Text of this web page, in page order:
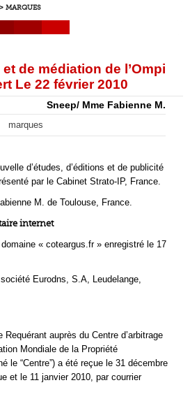
MARQUES
de médiation de l’Ompi
Le 22 février 2010
Sneep/ Mme Fabienne M.
marques
d’études, d’éditions et de publicité
par le Cabinet Strato-IP, France.
M. de Toulouse, France.
internet
« coteargus.fr » enregistré le 17
Eurodns, S.A, Leudelange,
auprès du Centre d’arbitrage
Mondiale de la Propriété
le “Centre”) a été reçue le 31 décembre
et le 11 janvier 2010, par courrier